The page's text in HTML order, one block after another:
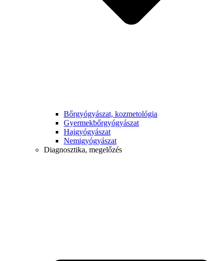
Bőrgyógyászat, kozmetológia
Gyermek­bőrgyógyászat
Hajgyógyászat
Nemigyógyászat
Diagnosztika, megelőzés